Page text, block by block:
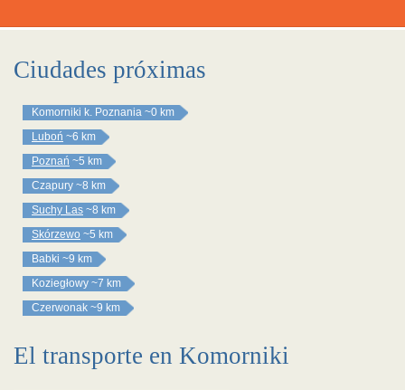
Ciudades próximas
Komorniki k. Poznania ~0 km
Luboń ~6 km
Poznań ~5 km
Czapury ~8 km
Suchy Las ~8 km
Skórzewo ~5 km
Babki ~9 km
Koziegłowy ~7 km
Czerwonak ~9 km
El transporte en Komorniki